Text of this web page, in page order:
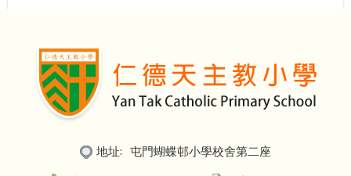
地址: 屯門蝴蝶邨小學校舍第二座